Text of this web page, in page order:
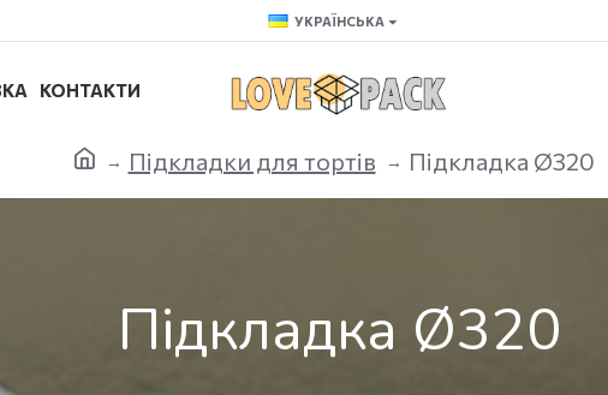
УКРАЇНСЬКА
КОНТАКТИ
Підкладки для тортів Підкладка Ø320
Підкладка Ø320